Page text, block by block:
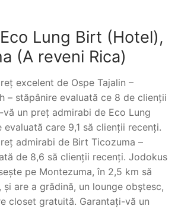
Lung Birt (Hotel),
(A reveni Rica)
excelent de Ospe Tajalin –
– stăpânire evaluată ce 8 de clienții
un preț admirabi de Eco Lung
evaluată care 9,1 să clienții recenți.
admirabi de Birt Ticozuma –
de 8,6 să clienții recenți. Jodokus
pe Montezuma, în 2,5 km să
și are a grădină, un lounge obştesc,
closet gratuită. Garantați-vă un